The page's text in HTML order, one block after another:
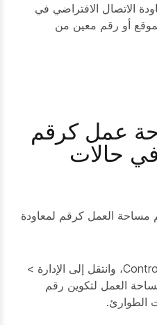
الاتصال الافتراضي في
أو رقم معين من
عمل كرقم
حالات
مساحة العمل كرقم لمعاودة
سجّل الدخول إلى Control Hub، وانتقل إلى الإدارة >
العمل لتكوين رقم
الطوارئ.